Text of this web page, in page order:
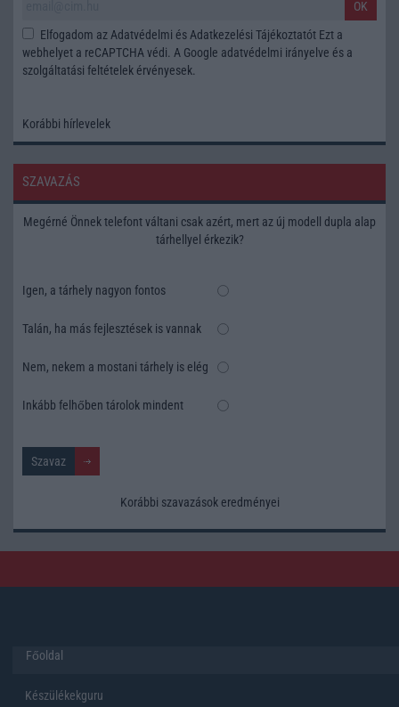
OK
Elfogadom azAdatvédelmi és Adatkezelési Tájékoztatót Ezt a
webhelyet a reCAPTCHA védi. A Google adatvédelmi irányelve és a
szolgáltatási feltételek érvényesek.
Korábbi hírlevelek
SZAVAZÁS
Megérné Önnek telefont váltani csak azért, mert az új modell dupla alap
tárhellyel érkezik?
Igen, a tárhely nagyon fontos
Talán, ha más fejlesztések is vannak
Nem, nekem a mostani tárhely is elég
Inkább felhőben tárolok mindent
Korábbi szavazások eredményei
Főoldal
Készülékekguru